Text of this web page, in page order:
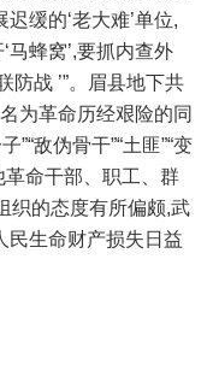
缓的‘老大难’单位,
马蜂窝’,要抓内查外
防战 ’”。眉县地下共
为革命历经艰险的同
”“敌伪骨干”“土匪”“变
革命干部、职工、群
织的态度有所偏颇,武
民生命财产损失日益